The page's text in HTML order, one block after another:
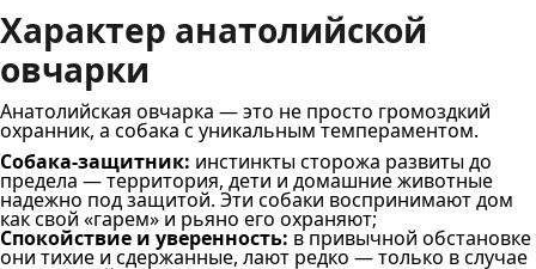
Характер анатолийской
овчарки
Анатолийская овчарка — это не просто громоздкий
охранник, а собака с уникальным темпераментом.
Собака-защитник: инстинкты сторожа развиты до
предела — территория, дети и домашние животные
надежно под защитой. Эти собаки воспринимают дом
как свой «гарем» и рьяно его охраняют;
Спокойствие и уверенность: в привычной обстановке
они тихие и сдержанные, лают редко — только в случае